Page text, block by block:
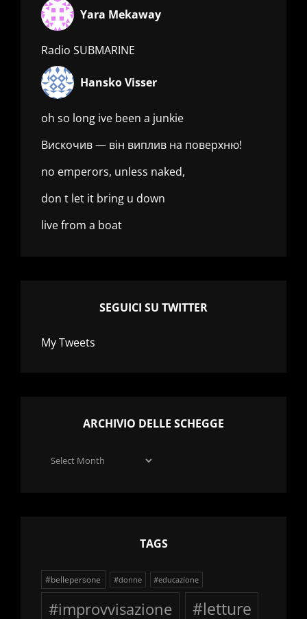
Yara Mekaway
Radio SUBMARINE
Hansko Visser
oh so long ive been a junkie
Вискочив — він виплив на поверхню!
no emperors, unless naked,
don t let it bring u down
live from a boat
SEGUICI SU TWITTER
My Tweets
ARCHIVIO DELLE SCHEGGE
Archivio
TAGS
#bellepersone #donne #educazione
#improvvisazione #letture